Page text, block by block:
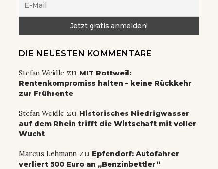
DIE NEUESTEN KOMMENTARE
Stefan Weidle zu MIT Rottweil:
Rentenkompromiss halten – keine Rückkehr
zur Frührente
Stefan Weidle zu Historisches Niedrigwasser
auf dem Rhein trifft die Wirtschaft mit voller
Wucht
Marcus Lehmann zu Epfendorf: Autofahrer
verliert 500 Euro an „Benzinbettler“